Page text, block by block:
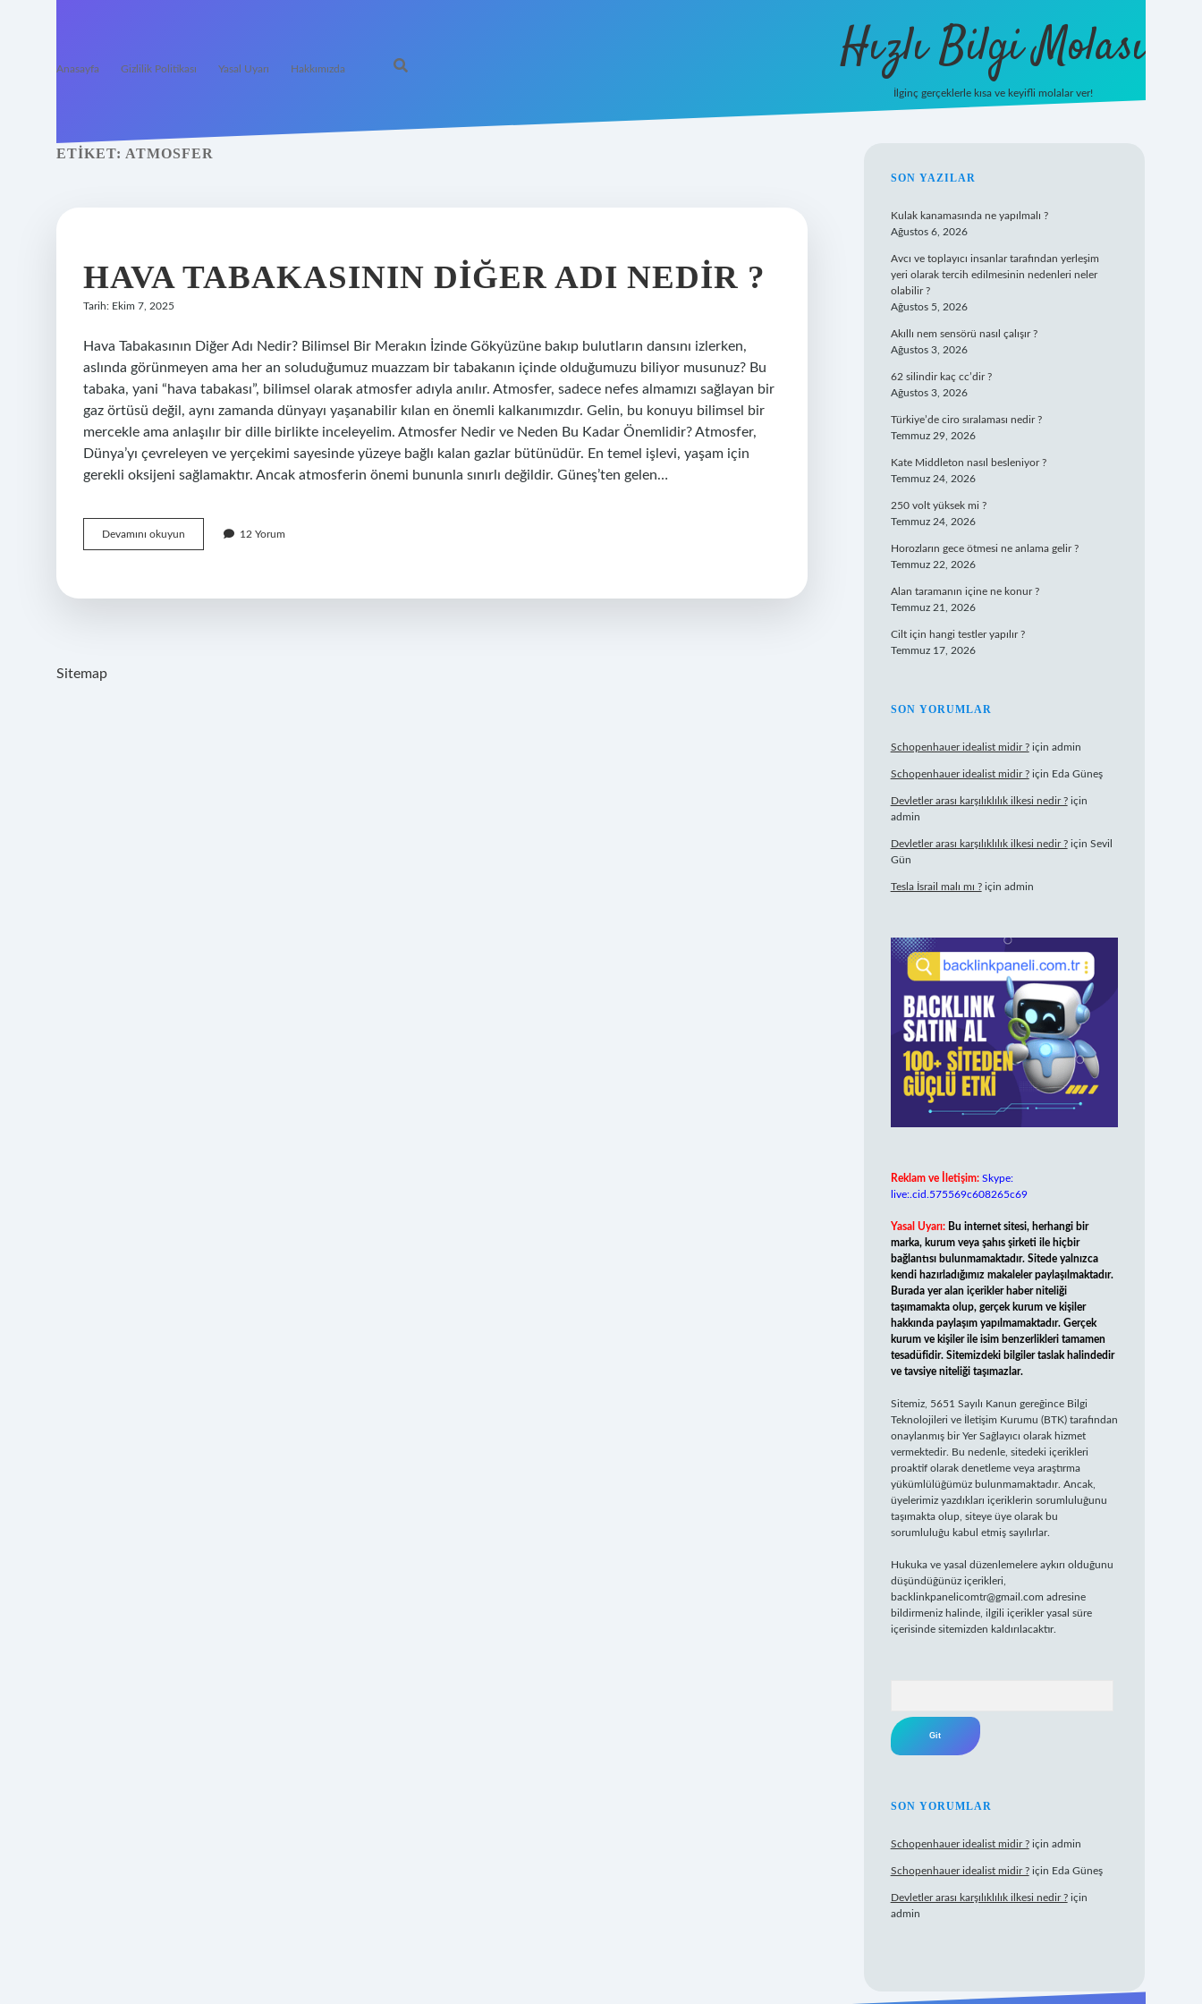
Anasayfa Gizlilik Politikası Yasal Uyarı Hakkımızda Hızlı Bilgi Molası
İlginç gerçeklerle kısa ve keyifli molalar ver!
ETIKET: ATMOSFER
HAVA TABAKASININ DIĞER ADI NEDIR ?
Tarih: Ekim 7, 2025
Hava Tabakasının Diğer Adı Nedir? Bilimsel Bir Merakın İzinde Gökyüzüne bakıp bulutların dansını izlerken,
aslında görünmeyen ama her an soluduğumuz muazzam bir tabakanın içinde olduğumuzu biliyor musunuz? Bu
tabaka, yani “hava tabakası”, bilimsel olarak atmosfer adıyla anılır. Atmosfer, sadece nefes almamızı sağlayan bir
gaz örtüsü değil, aynı zamanda dünyayı yaşanabilir kılan en önemli kalkanımızdır. Gelin, bu konuyu bilimsel bir
mercekle ama anlaşılır bir dille birlikte inceleyelim. Atmosfer Nedir ve Neden Bu Kadar Önemlidir? Atmosfer,
Dünya’yı çevreleyen ve yerçekimi sayesinde yüzeye bağlı kalan gazlar bütünüdür. En temel işlevi, yaşam için
gerekli oksijeni sağlamaktır. Ancak atmosferin önemi bununla sınırlı değildir. Güneş’ten gelen…
Devamını okuyun
tabakasının
nedir
12 Yorum
Sitemap
SIDEBAR
SON YAZILAR
Kulak kanamasında ne yapılmalı ?
Ağustos 6, 2026
Avcı ve toplayıcı insanlar tarafından yerleşim
yeri olarak tercih edilmesinin nedenleri neler
olabilir ?
Ağustos 5, 2026
Akıllı nem sensörü nasıl çalışır ?
Ağustos 3, 2026
62 silindir kaç cc’dir ?
Ağustos 3, 2026
Türkiye’de ciro sıralaması nedir ?
Temmuz 29, 2026
Kate Middleton nasıl besleniyor ?
Temmuz 24, 2026
250 volt yüksek mi ?
Temmuz 24, 2026
Horozların gece ötmesi ne anlama gelir ?
Temmuz 22, 2026
Alan taramanın içine ne konur ?
Temmuz 21, 2026
Cilt için hangi testler yapılır ?
Temmuz 17, 2026
SON YORUMLAR
Schopenhauer idealist midir ?için admin
Schopenhauer idealist midir ?için Eda Güneş
Devletler arası karşılıklılık ilkesi nedir ?için
admin
Devletler arası karşılıklılık ilkesi nedir ?için Sevil
Gün
Tesla İsrail malı mı ?için admin
Reklam ve İletişim: Skype:
live:.cid.575569c608265c69
Yasal Uyarı: Bu internet sitesi, herhangi bir
marka, kurum veya şahıs şirketi ile hiçbir
bağlantısı bulunmamaktadır. Sitede yalnızca
kendi hazırladığımız makaleler paylaşılmaktadır.
Burada yer alan içerikler haber niteliği
taşımamakta olup, gerçek kurum ve kişiler
hakkında paylaşım yapılmamaktadır. Gerçek
kurum ve kişiler ile isim benzerlikleri tamamen
tesadüfidir. Sitemizdeki bilgiler taslak halindedir
ve tavsiye niteliği taşımazlar.
Sitemiz, 5651 Sayılı Kanun gereğince Bilgi
Teknolojileri ve İletişim Kurumu (BTK) tarafından
onaylanmış bir Yer Sağlayıcı olarak hizmet
vermektedir. Bu nedenle, sitedeki içerikleri
proaktif olarak denetleme veya araştırma
yükümlülüğümüz bulunmamaktadır. Ancak,
üyelerimiz yazdıkları içeriklerin sorumluluğunu
taşımakta olup, siteye üye olarak bu
sorumluluğu kabul etmiş sayılırlar.
Hukuka ve yasal düzenlemelere aykırı olduğunu
düşündüğünüz içerikleri,
backlinkpanelicomtr@gmail.com adresine
bildirmeniz halinde, ilgili içerikler yasal süre
içerisinde sitemizden kaldırılacaktır.
SON YORUMLAR
Schopenhauer idealist midir ?için admin
Schopenhauer idealist midir ?için Eda Güneş
Devletler arası karşılıklılık ilkesi nedir ?için
admin